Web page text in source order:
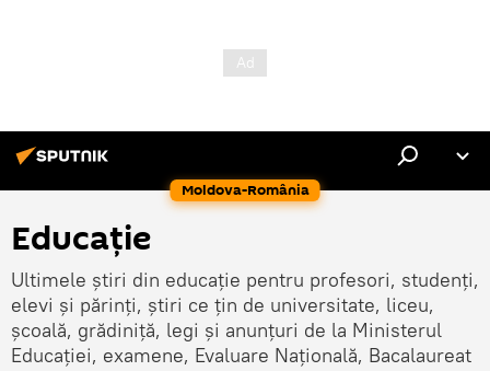
Moldova-România
Educație
Ultimele știri din educație pentru profesori, studenți,
elevi și părinți, știri ce țin de universitate, liceu,
școală, grădiniță, legi și anunțuri de la Ministerul
Educației, examene, Evaluare Națională, Bacalaureat